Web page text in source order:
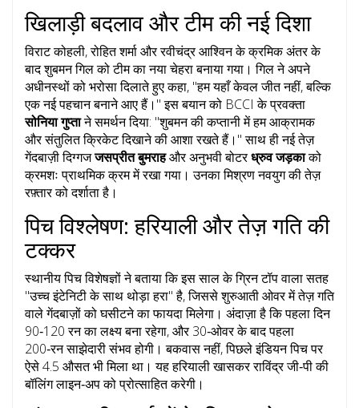
खिलाड़ी बदलाव और टीम की नई दिशा
विराट कोहली, रोहित शर्मा और रवीचंद्र आश्विन के क्रमिक अंतर के
बाद शुबमन गिल को टीम का नया चेहरा बनाया गया। गिल ने अपने
अधीनस्थों को भरोसा दिलाते हुए कहा, "हम यहाँ केवल जीत नहीं, बल्कि
एक नई पहचान बनाने आए हैं।" इस बयान को BCCI के प्रवक्ता
सोनिया गुप्ताने समर्थन दिया: "शुबमन की कप्तानी में हम आक्रामक
और संतुलित क्रिकेट दिखाने की आशा रखते हैं।" साथ ही नई तेज़
गेंदबाज़ी दिग्गजजसप्रीत बुमराहऔर अनुभवी बोटरध्रुव जड़काको
क्रमशः प्राथमिक क्रम में रखा गया। उनका मिश्रण नवयुग की तेज़
रफ़्तार को दर्शाता है।
पिच विश्लेषण: हरियाली और तेज़ गति की
टक्कर
स्थानीय पिच विशेषज्ञों ने बताया कि इस साल के ग्रिन टॉप वाला सतह
"उच्च इंटेनिटी के साथ थोड़ा हरा" है, जिससे शुरुआती ओवर में तेज़ गति
वाले गेंदबाज़ों को घसीटने का फायदा मिलेगा। अंदाज़ा है कि पहला दिन
90‑120 रन का लक्ष्य बना रहेगा, और 30‑ओवर के बाद पहला
200‑रन साझेदारी संभव होगी। बकवास नहीं, पिछले इंडियन पिच पर
ऐसे 4.5 औसत भी मिला था। यह हरियाली खासकर राविंद्र जी‑पी की
बॉलिंग लाइन‑अप को प्रोत्साहित करेगी।